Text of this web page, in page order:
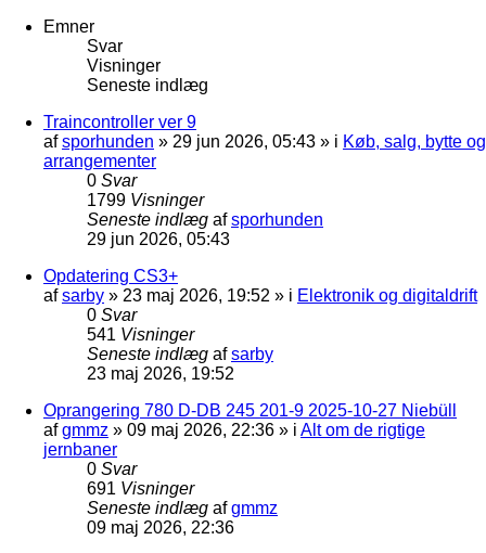
Emner
Svar
Visninger
Seneste indlæg
Traincontroller ver 9
afsporhunden » 29 jun 2026, 05:43 » i Køb, salg, bytte og
arrangementer
0 Svar
1799 Visninger
Seneste indlæg afsporhunden
29 jun 2026, 05:43
Opdatering CS3+
afsarby » 23 maj 2026, 19:52 » i Elektronik og digitaldrift
0 Svar
541 Visninger
Seneste indlæg afsarby
23 maj 2026, 19:52
Oprangering 780 D-DB 245 201-9 2025-10-27 Niebüll
afgmmz » 09 maj 2026, 22:36 » i Alt om de rigtige
jernbaner
0 Svar
691 Visninger
Seneste indlæg afgmmz
09 maj 2026, 22:36